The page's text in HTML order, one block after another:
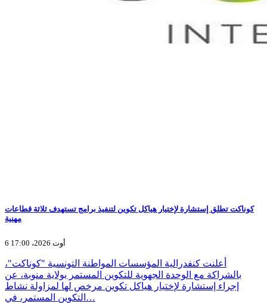
كوناكت تطلق إستشارة لإختيار هياكل تكوين لتنفيذ برامج تستهدف ثلاثة قطاعات
مهنية
6 أوت 2026، 17:00
أعلنت كنفدرالية المؤسسات المواطنة التونسية "كوناكت"،
بالشراكة مع الوحدة الجهوية للتكوين المستمر بولاية منوبة، عن
إجراء إستشارة لإختيار هياكل تكوين مرخص لها لمزاولة نشاط
التكوين المستمر، في…